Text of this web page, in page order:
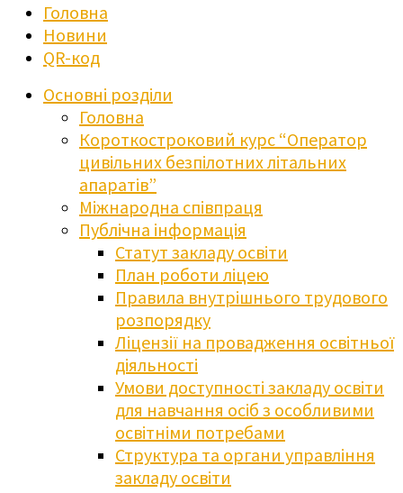
Головна
Новини
QR-код
Основні розділи
Головна
Короткостроковий курс “Оператор
цивільних безпілотних літальних
апаратів”
Міжнародна співпраця
Публічна інформація
Статут закладу освіти
План роботи ліцею
Правила внутрішнього трудового
розпорядку
Ліцензії на провадження освітньої
діяльності
Умови доступності закладу освіти
для навчання осіб з особливими
освітніми потребами
Структура та органи управління
закладу освіти